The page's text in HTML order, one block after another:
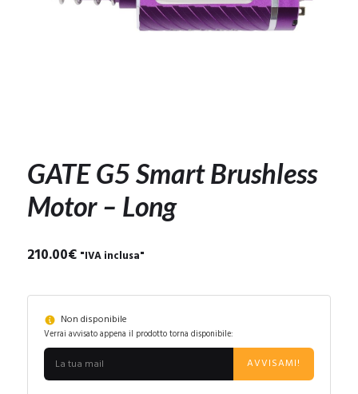
GATE G5 Smart Brushless
Motor – Long
210.00€ "IVA inclusa"
Non disponibile
Verrai avvisato appena il prodotto torna disponibile:
AVVISAMI!